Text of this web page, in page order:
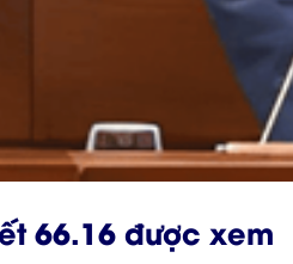
66.16 được xem